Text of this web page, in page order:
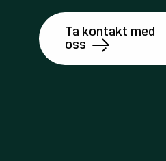
Ta kontakt med
oss